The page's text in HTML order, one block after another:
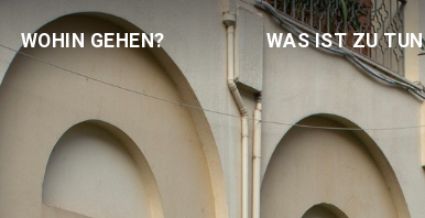
WOHIN GEHEN? WAS IST ZU TUN